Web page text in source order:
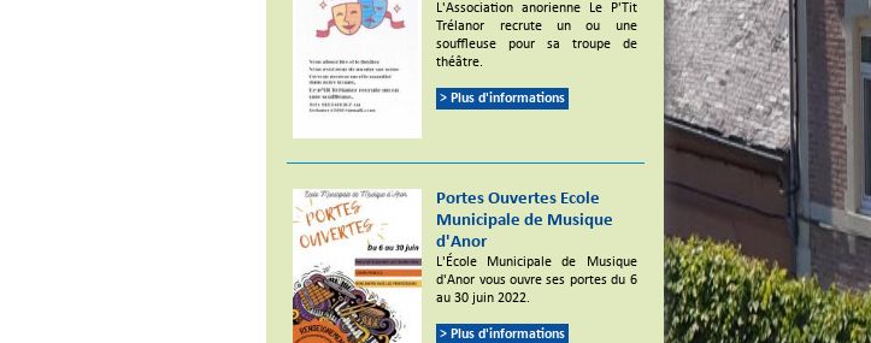
L'Association anorienne Le P'Tit
Trélanor recrute un ou une
souffleuse pour sa troupe de
théâtre.
> Plus d'informations
Portes Ouvertes Ecole
Municipale de Musique
d'Anor
L'École Municipale de Musique
d'Anor vous ouvre ses portes du 6
au 30 juin 2022.
> Plus d'informations